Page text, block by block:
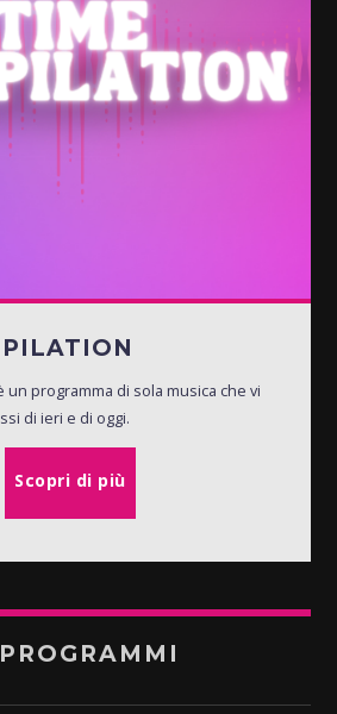
un programma di sola musica che vi
di ieri e di oggi.
Scopri di più